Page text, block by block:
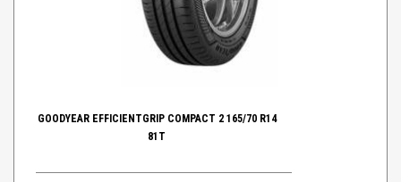
GOODYEAR EFFICIENTGRIP COMPACT 2 165/70 R14
81T